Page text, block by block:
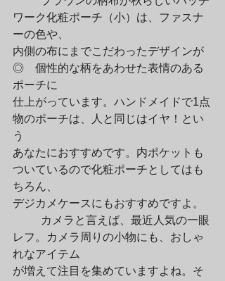
ワーク化粧ポーチ（小）は、ファスナ
ーの色や、
内側の布にまでこだわったデザインが
◎　個性的な柄をあわせた表情のある
ポーチに
仕上がっています。ハンドメイドで1点
物のポーチは、人と同じはイヤ！とい
う
あなたにおすすめです。内ポケットも
ついているので化粧ポーチとしてはも
ちろん、
デジカメケースにもおすすめですよ。
レフ。カメラ周りの小物にも、おしゃ
れなアイテム
が増えて注目を集めていますよね。そ